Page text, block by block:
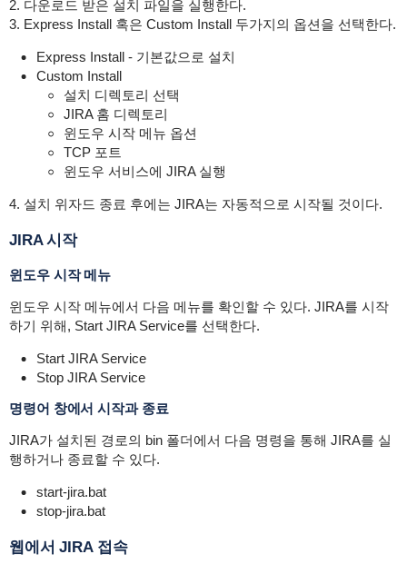
2. 다운로드 받은 설치 파일을 실행한다.
3. Express Install 혹은 Custom Install 두가지의 옵션을 선택한다.
Express Install - 기본값으로 설치
Custom Install
설치 디렉토리 선택
JIRA 홈 디렉토리
윈도우 시작 메뉴 옵션
TCP 포트
윈도우 서비스에 JIRA 실행
4. 설치 위자드 종료 후에는 JIRA는 자동적으로 시작될 것이다.
JIRA 시작
윈도우 시작 메뉴
윈도우 시작 메뉴에서 다음 메뉴를 확인할 수 있다. JIRA를 시작
하기 위해, Start JIRA Service를 선택한다.
Start JIRA Service
Stop JIRA Service
명령어 창에서 시작과 종료
JIRA가 설치된 경로의 bin 폴더에서 다음 명령을 통해 JIRA를 실
행하거나 종료할 수 있다.
start-jira.bat
stop-jira.bat
웹에서 JIRA 접속